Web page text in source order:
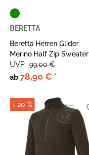
BERETTA
Beretta Herren Glider
Merino Half Zip Sweater
Green Moss
ab78,90 € *
UVP 99,00 €
- 20 %